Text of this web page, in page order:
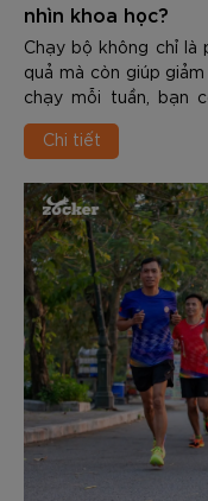
nhìn khoa học?
Chạy bộ không chỉ là
quả mà còn giúp
chạy mỗi tuần, bạn
nâng cao chất lượng
chịu áp lực trong
đây các bạn hãy
Chi tiết